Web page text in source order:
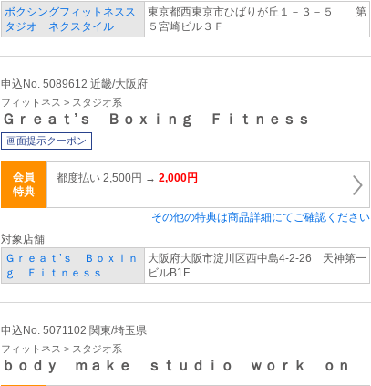
ボクシングフィットネスス
タジオ ネクスタイル
東京都西東京市ひばりが丘１－３－５ 第
５宮崎ビル３Ｆ
申込No. 5089612 近畿/大阪府
フィットネス > スタジオ系
Ｇｒｅａｔ’ｓ Ｂｏｘｉｎｇ Ｆｉｔｎｅｓｓ
画面提示クーポン
会員
特典
都度払い 2,500円 → 2,000円
その他の特典は商品詳細にてご確認ください
対象店舗
Ｇｒｅａｔ’ｓ Ｂｏｘｉｎ
ｇ Ｆｉｔｎｅｓｓ
大阪府大阪市淀川区西中島4-2-26 天神第一
ビルB1F
申込No. 5071102 関東/埼玉県
フィットネス > スタジオ系
ｂｏｄｙ ｍａｋｅ ｓｔｕｄｉｏ ｗｏｒｋ ｏｎ